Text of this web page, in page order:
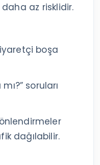
az risklidir.
boşa
soruları
dağılabilir.